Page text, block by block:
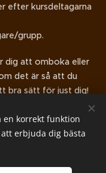
efter kursdeltagarna
grupp.
dig att omboka eller
det är så att du
bra sätt för just dig!
kontakta ossså
en korrekt funktion
erbjuda dig bästa